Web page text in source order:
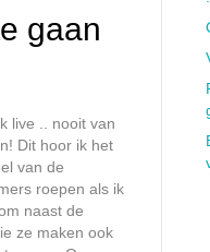
gaan
live .. nooit van
Dit hoor ik het
van de
roepen als ik
naast de
ze maken ook